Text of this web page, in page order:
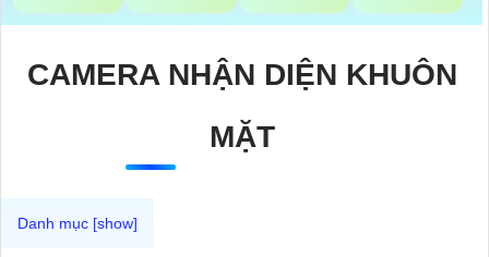
CAMERA NHẬN DIỆN KHUÔN
MẶT